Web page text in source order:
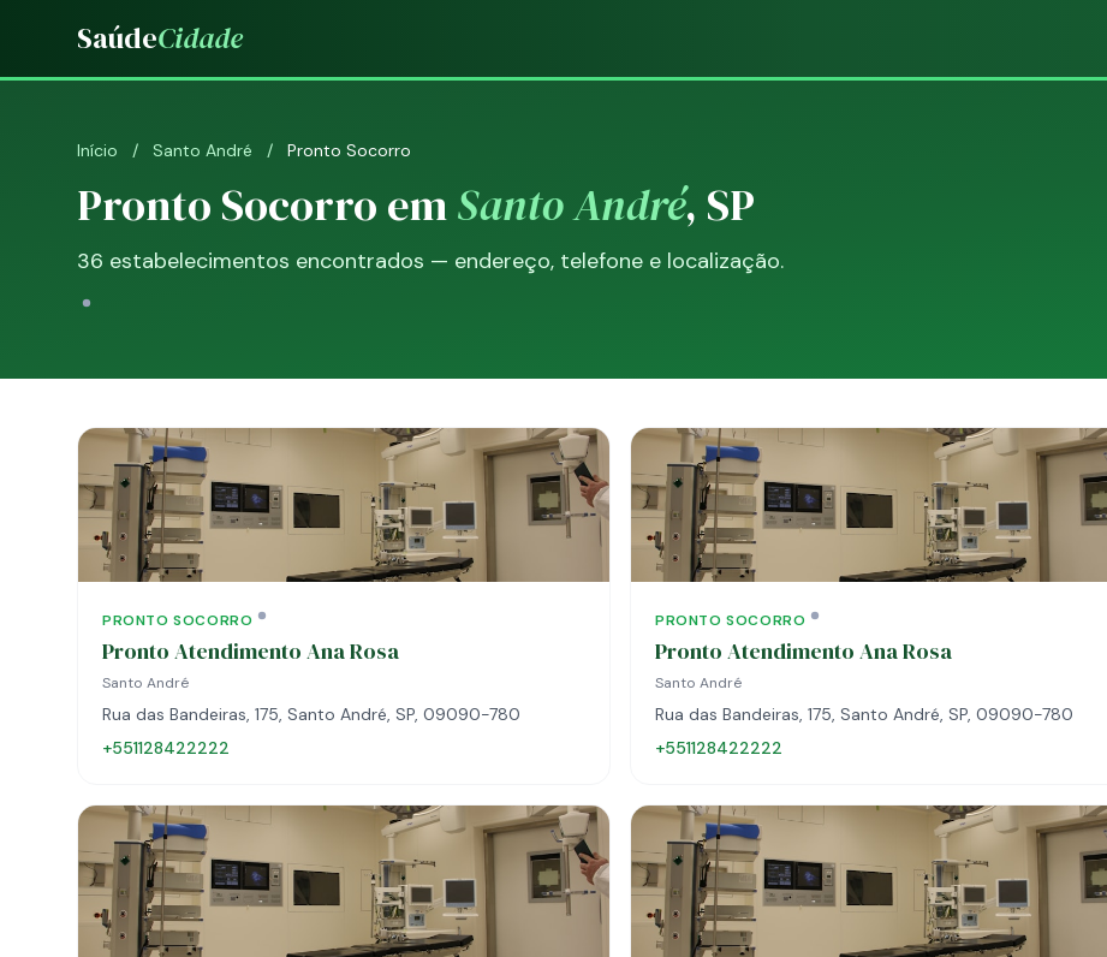
SaúdeCidade
Início / Santo André / Pronto Socorro
Pronto Socorro emSanto André, SP
36 estabelecimentos encontrados — endereço, telefone e localização.
PRONTO SOCORRO
Pronto Atendimento Ana Rosa
Santo André
Rua das Bandeiras, 175, Santo André, SP, 09090-780
+551128422222
PRONTO SOCORRO
Pronto Atendimento Ana Rosa
Santo André
Rua das Bandeiras, 175, Santo André, SP, 09090-780
+551128422222